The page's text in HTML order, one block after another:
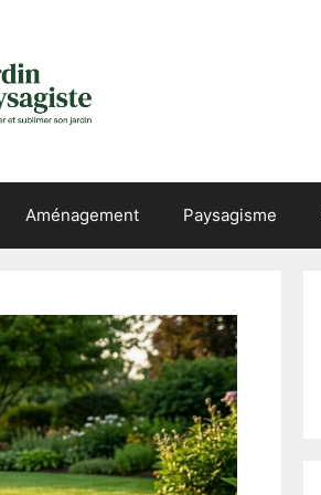
Aménagement Paysagisme